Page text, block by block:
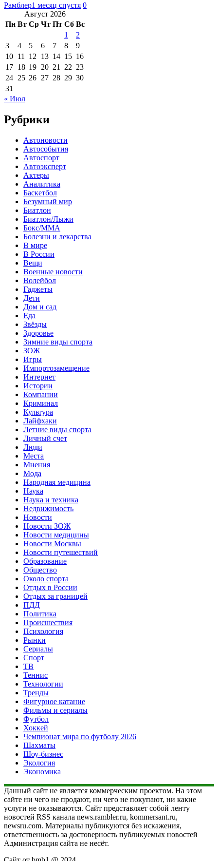
Рамблер1 месяц спустя 0
Август 2026
Пн Вт Ср Чт Пт Сб Вс
1
2
3
4 5 6 7 8
9
10 11 12 13 14 15 16
17 18 19 20 21 22 23
24 25 26 27 28 29 30
31
« Июл
Рубрики
Автоновости
Автособытия
Автоспорт
Автоэксперт
Актеры
Аналитика
Баскетбол
Безумный мир
Биатлон
Биатлон/Лыжи
Бокс/MMA
Болезни и лекарства
В мире
В России
Вещи
Военные новости
Волейбол
Гаджеты
Дети
Дом и сад
Еда
Звёзды
Здоровье
Зимние виды спорта
ЗОЖ
Игры
Импортозамещение
Интернет
Истории
Компании
Криминал
Культура
Лайфхаки
Летние виды спорта
Личный счет
Люди
Места
Мнения
Мода
Народная медицина
Наука
Наука и техника
Недвижимость
Новости
Новости ЗОЖ
Новости медицины
Новости Москвы
Новости путешествий
Образование
Общество
Около спорта
Отдых в России
Отдых за границей
ПДД
Политика
Происшествия
Психология
Рынки
Сериалы
Спорт
ТВ
Теннис
Технологии
Тренды
Фигурное катание
Фильмы и сериалы
Футбол
Хоккей
Чемпионат мира по футболу 2026
Шахматы
Шоу-бизнес
Экология
Экономика
Данный сайт не является коммерческим проектом. На этом
сайте ни чего не продают, ни чего не покупают, ни какие
услуги не оказываются. Сайт представляет собой ленту
новостей RSS канала news.rambler.ru, kommersant.ru,
newsru.com. Материалы публикуются без искажения,
ответственность за достоверность публикуемых новостей
Администрация сайта не несёт.